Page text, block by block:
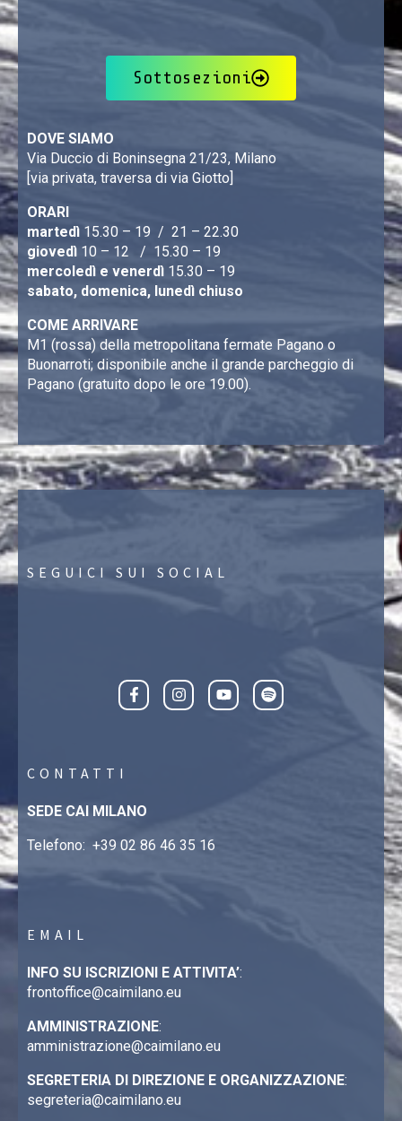
Sottosezioni
DOVE SIAMO
Via Duccio di Boninsegna 21/23, Milano
[via privata, traversa di via Giotto]
ORARI
martedì 15.30 – 19 / 21 – 22.30
giovedì 10 – 12 / 15.30 – 19
mercoledì e venerdì 15.30 – 19
sabato, domenica, lunedì chiuso
COME ARRIVARE
M1 (rossa) della metropolitana fermate Pagano o
Buonarroti; disponibile anche il grande parcheggio di
Pagano (gratuito dopo le ore 19.00).
SEGUICI SUI SOCIAL
CONTATTI
SEDE CAI MILANO
Telefono: +39 02 86 46 35 16
EMAIL
INFO SU ISCRIZIONI E ATTIVITA’:
frontoffice@caimilano.eu
AMMINISTRAZIONE:
amministrazione@caimilano.eu
SEGRETERIA DI DIREZIONE E ORGANIZZAZIONE:
segreteria@caimilano.eu